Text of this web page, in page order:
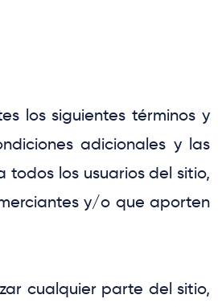
los siguientes términos y
adicionales y las
todos los usuarios del sitio,
y/o que aporten
cualquier parte del sitio,